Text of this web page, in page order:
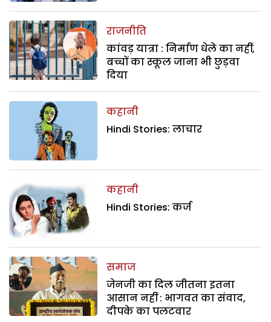
राजनीति
कांवड़ यात्रा : निर्माण धेले का नहीं,
बच्चों का स्कूल जाना भी छुड़वा
दिया
कहानी
Hindi Stories: लाचार
कहानी
Hindi Stories: कर्ज
समाज
जेनजी का दिल जीतना इतना
आसान नहीं : भागवत का संवाद,
दीपके का पलटवार